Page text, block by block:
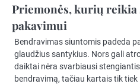
Priemonės, kurių reikia
pakavimui
Bendravimas siuntomis padeda
glaudžius santykius. Nors gali
daiktai nėra svarbiausi
bendravimą, tačiau kartais tik tiek